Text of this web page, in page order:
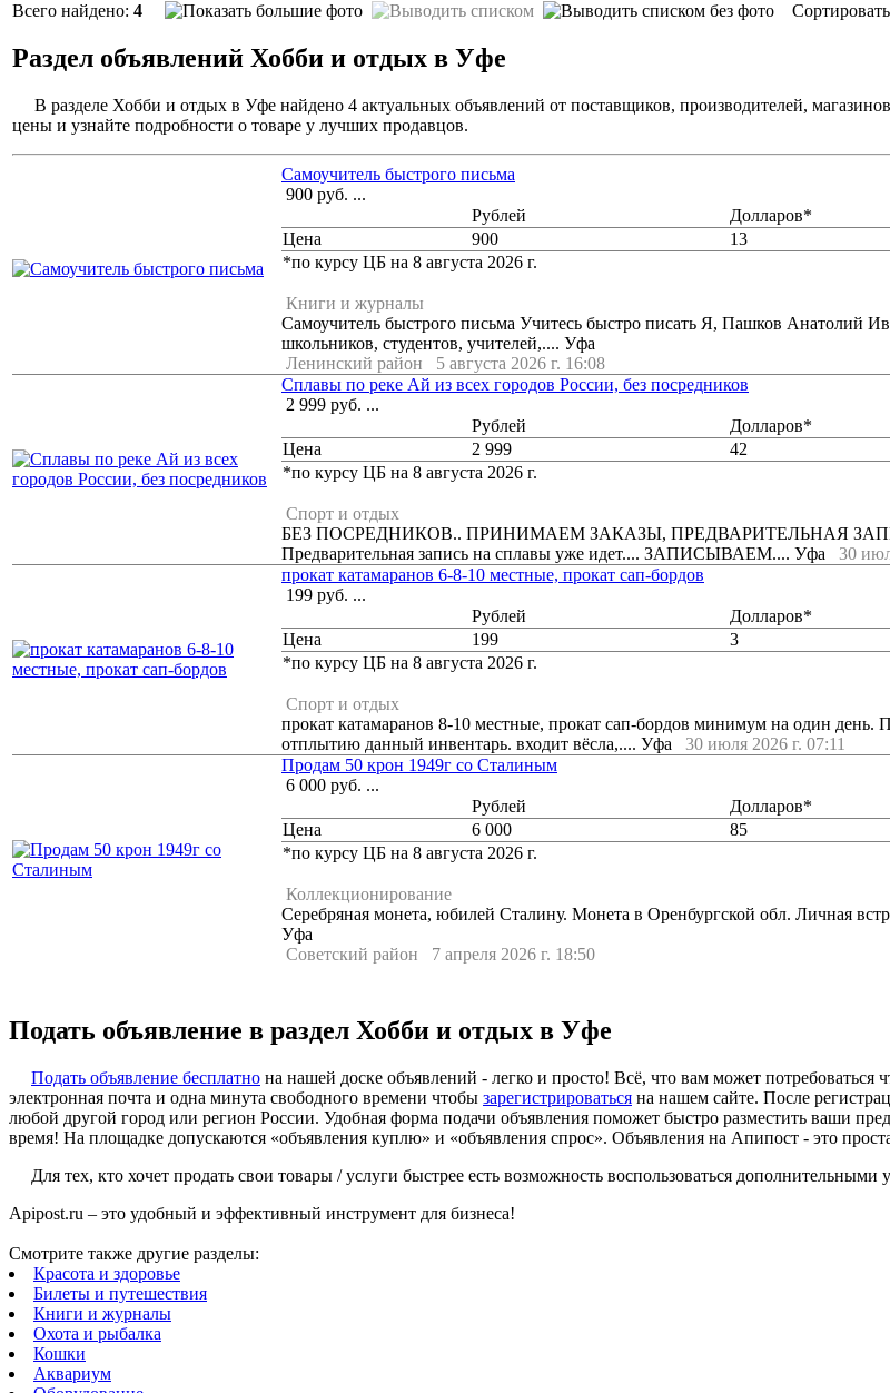
Всего найдено: 4
Раздел объявлений Хобби и отдых в Уфе
В разделе Хобби и отдых в Уфе найдено 4 актуальных объявлений от поставщиков, производителей,
цены и узнайте подробности о товаре у лучших продавцов.
Самоучитель быстрого письма
900 руб. ...
Рублей
Долларов*
Цена
900
13
*по курсу ЦБ на 8 августа 2026 г.
Книги и журналы
Самоучитель быстрого письма Учитесь быстро писать Я, Пашков Анатолий
школьников, студентов, учителей,.... Уфа
Ленинский район
5 августа 2026 г. 16:08
Сплавы по реке Ай из всех городов России, без посредников
2 999 руб. ...
Рублей
Долларов*
Цена
2 999
42
*по курсу ЦБ на 8 августа 2026 г.
Спорт и отдых
БЕЗ ПОСРЕДНИКОВ.. ПРИНИМАЕМ ЗАКАЗЫ, ПРЕДВАРИТЕЛЬНАЯ
Предварительная запись на сплавы уже идет.... ЗАПИСЫВАЕМ.... Уфа
30
прокат катамаранов 6-8-10 местные, прокат сап-бордов
199 руб. ...
Рублей
Долларов*
Цена
199
3
*по курсу ЦБ на 8 августа 2026 г.
Спорт и отдых
прокат катамаранов 8-10 местные, прокат сап-бордов минимум на один день.
отплытию данный инвентарь. входит вёсла,.... Уфа
30 июля 2026 г. 07:11
Продам 50 крон 1949г со Сталиным
6 000 руб. ...
Рублей
Долларов*
Цена
6 000
85
*по курсу ЦБ на 8 августа 2026 г.
Коллекционирование
Серебряная монета, юбилей Сталину. Монета в Оренбургской обл. Личная
Уфа
Советский район
7 апреля 2026 г. 18:50
Подать объявление в раздел Хобби и отдых в Уфе
Подать объявление бесплатно на нашей доске объявлений - легко и просто! Всё, что вам может потребоваться
электронная почта и одна минута свободного времени чтобы зарегистрироваться на нашем сайте. После
любой другой город или регион России. Удобная форма подачи объявления поможет быстро разместить ваши
время! На площадке допускаются «объявления куплю» и «объявления спрос». Объявления на Апипост - это
Для тех, кто хочет продать свои товары / услуги быстрее есть возможность воспользоваться
Apipost.ru – это удобный и эффективный инструмент для бизнеса!
Смотрите также другие разделы:
Красота и здоровье
Билеты и путешествия
Книги и журналы
Охота и рыбалка
Кошки
Аквариум